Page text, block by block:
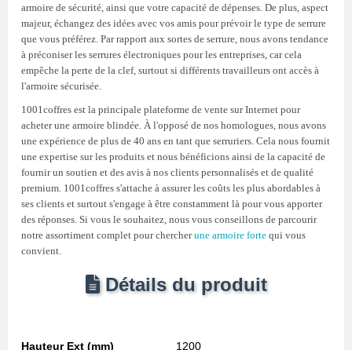
armoire de sécurité, ainsi que votre capacité de dépenses. De plus, aspect
majeur, échangez des idées avec vos amis pour prévoir le type de serrure
que vous préférez. Par rapport aux sortes de serrure, nous avons tendance
à préconiser les serrures électroniques pour les entreprises, car cela
empêche la perte de la clef, surtout si différents travailleurs ont accès à
l'armoire sécurisée.
1001coffres est la principale plateforme de vente sur Internet pour
acheter une armoire blindée. À l'opposé de nos homologues, nous avons
une expérience de plus de 40 ans en tant que serruriers. Cela nous fournit
une expertise sur les produits et nous bénéficions ainsi de la capacité de
fournir un soutien et des avis à nos clients personnalisés et de qualité
premium. 1001coffres s'attache à assurer les coûts les plus abordables à
ses clients et surtout s'engage à être constamment là pour vous apporter
des réponses. Si vous le souhaitez, nous vous conseillons de parcourir
notre assortiment complet pour chercherune armoire forte qui vous
convient.
Détails du produit
Hauteur Ext (mm) 1200